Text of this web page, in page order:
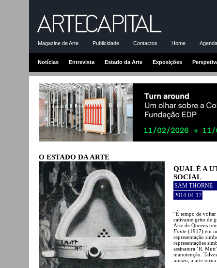
Magazine de Arte Publicidade Contactos Home
Notícias Entrevista Estado da Arte Exposições
O ESTADO DA ARTE
QUAL É A
SOCIAL
SAM THORNE
2014-04-17
“É tempo de
cativante grito de
Arte de Queens
Fonte (1917) em
representação
representações
assinatura ‘R.
manutenção.
museu, a arte